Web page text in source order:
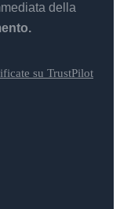
della
su TrustPilot